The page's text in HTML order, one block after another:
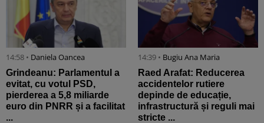
14:58 • Daniela Oancea
Grindeanu: Parlamentul a
evitat, cu votul PSD,
pierderea a 5,8 miliarde
euro din PNRR și a facilitat
...
14:39 • Bugiu ⁠Ana Maria
Raed Arafat: Reducerea
accidentelor rutiere
depinde de educație,
infrastructură și reguli mai
stricte ...